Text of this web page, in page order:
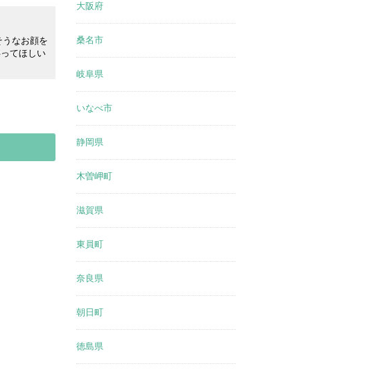
なお顔を
てほしい
大阪府
桑名市
岐阜県
いなべ市
静岡県
木曽岬町
滋賀県
東員町
奈良県
朝日町
徳島県